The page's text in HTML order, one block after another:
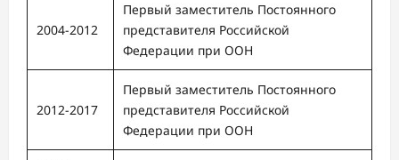
2004-2012
Первый заместитель Постоянного
представителя Российской
Федерации при ООН
2012-2017
Первый заместитель Постоянного
представителя Российской
Федерации при ООН